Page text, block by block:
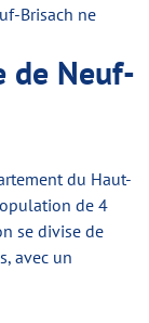
Brisach ne
de Neuf-
du Haut-
de 4
se divise de
avec un